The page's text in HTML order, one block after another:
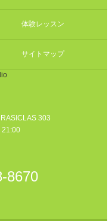
体験レッスン
サイトマップ
303
21:00
8670